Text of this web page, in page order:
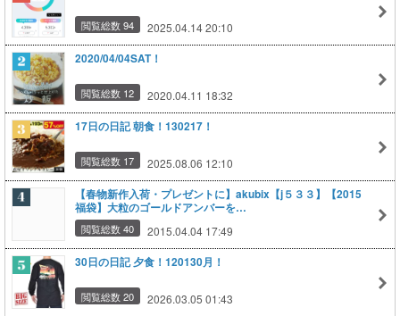
閲覧総数 94 2025.04.14 20:10
2020/04/04SAT！
閲覧総数 12 2020.04.11 18:32
17日の日記 朝食！130217！
閲覧総数 17 2025.08.06 12:10
【春物新作入荷・プレゼントに】akubix【j５３３】【2015
福袋】大粒のゴールドアンバーを…
閲覧総数 40 2015.04.04 17:49
30日の日記 夕食！120130月！
閲覧総数 20 2026.03.05 01:43